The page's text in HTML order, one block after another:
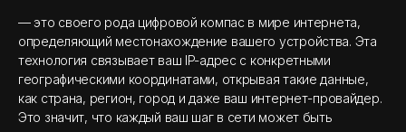
— это своего рода цифровой компас в мире интернета,
определяющий местонахождение вашего устройства. Эта
технология связывает ваш IP-адрес с конкретными
географическими координатами, открывая такие данные,
как страна, регион, город и даже ваш интернет-провайдер.
Это значит, что каждый ваш шаг в сети может быть